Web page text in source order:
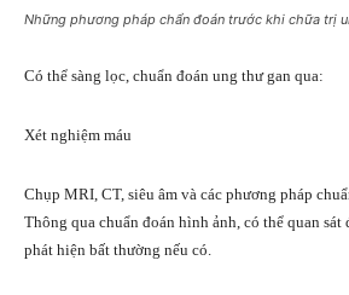
Những phương pháp chẩn đoán trước khi chữa trị
Có thể sàng lọc, chuẩn đoán ung thư gan qua:
Xét nghiệm máu
Chụp MRI, CT, siêu âm và các phương pháp
Thông qua chuẩn đoán hình ảnh, có thể quan sát
phát hiện bất thường nếu có.